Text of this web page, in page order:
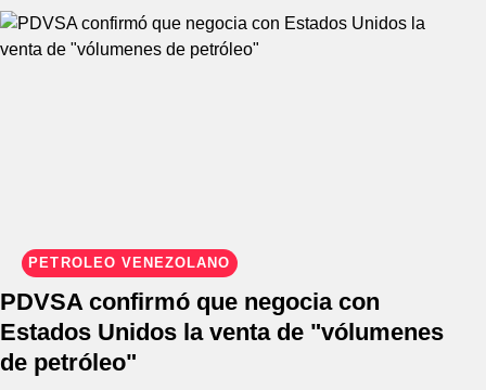
PETRÓLEO VENEZOLANO
PDVSA confirmó que negocia con
Estados Unidos la venta de "vólumenes
de petróleo"